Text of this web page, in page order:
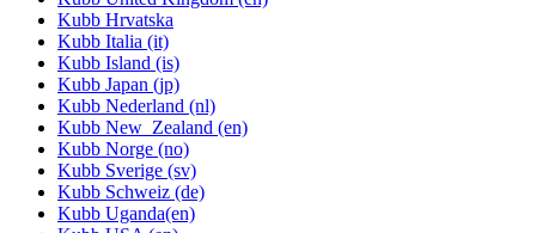
Kubb Hrvatska
Kubb Italia (it)
Kubb Island (is)
Kubb Japan (jp)
Kubb Nederland (nl)
Kubb New_Zealand (en)
Kubb Norge (no)
Kubb Sverige (sv)
Kubb Schweiz (de)
Kubb Uganda(en)